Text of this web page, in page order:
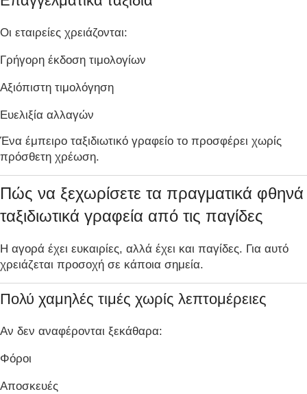
Οι εταιρείες χρειάζονται:
Γρήγορη έκδοση τιμολογίων
Αξιόπιστη τιμολόγηση
Ευελιξία αλλαγών
Ένα έμπειρο ταξιδιωτικό γραφείο το προσφέρει χωρίς
πρόσθετη χρέωση.
Πώς να ξεχωρίσετε τα πραγματικά φθηνά
ταξιδιωτικά γραφεία από τις παγίδες
Η αγορά έχει ευκαιρίες, αλλά έχει και παγίδες. Για αυτό
χρειάζεται προσοχή σε κάποια σημεία.
Πολύ χαμηλές τιμές χωρίς λεπτομέρειες
Αν δεν αναφέρονται ξεκάθαρα:
Φόροι
Αποσκευές